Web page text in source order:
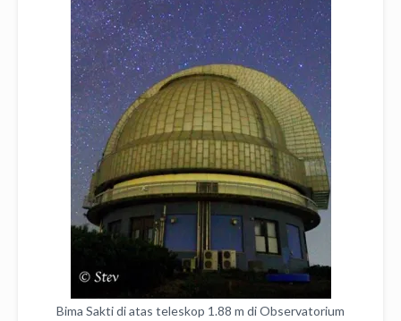
Bima Sakti di atas teleskop 1.88 m di Observatorium